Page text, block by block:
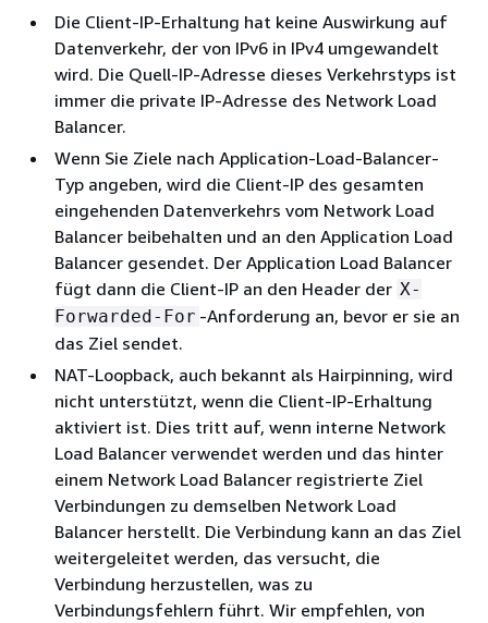
Die Client-IP-Erhaltung hat keine Auswirkung auf
Datenverkehr, der von IPv6 in IPv4 umgewandelt
wird. Die Quell-IP-Adresse dieses Verkehrstyps ist
immer die private IP-Adresse des Network Load
Balancer.
Wenn Sie Ziele nach Application-Load-Balancer-
Typ angeben, wird die Client-IP des gesamten
eingehenden Datenverkehrs vom Network Load
Balancer beibehalten und an den Application Load
Balancer gesendet. Der Application Load Balancer
fügt dann die Client-IP an den Header der X-
Forwarded-For -Anforderung an, bevor er sie an
das Ziel sendet.
NAT-Loopback, auch bekannt als Hairpinning, wird
nicht unterstützt, wenn die Client-IP-Erhaltung
aktiviert ist. Dies tritt auf, wenn interne Network
Load Balancer verwendet werden und das hinter
einem Network Load Balancer registrierte Ziel
Verbindungen zu demselben Network Load
Balancer herstellt. Die Verbindung kann an das Ziel
weitergeleitet werden, das versucht, die
Verbindung herzustellen, was zu
Verbindungsfehlern führt. Wir empfehlen, von